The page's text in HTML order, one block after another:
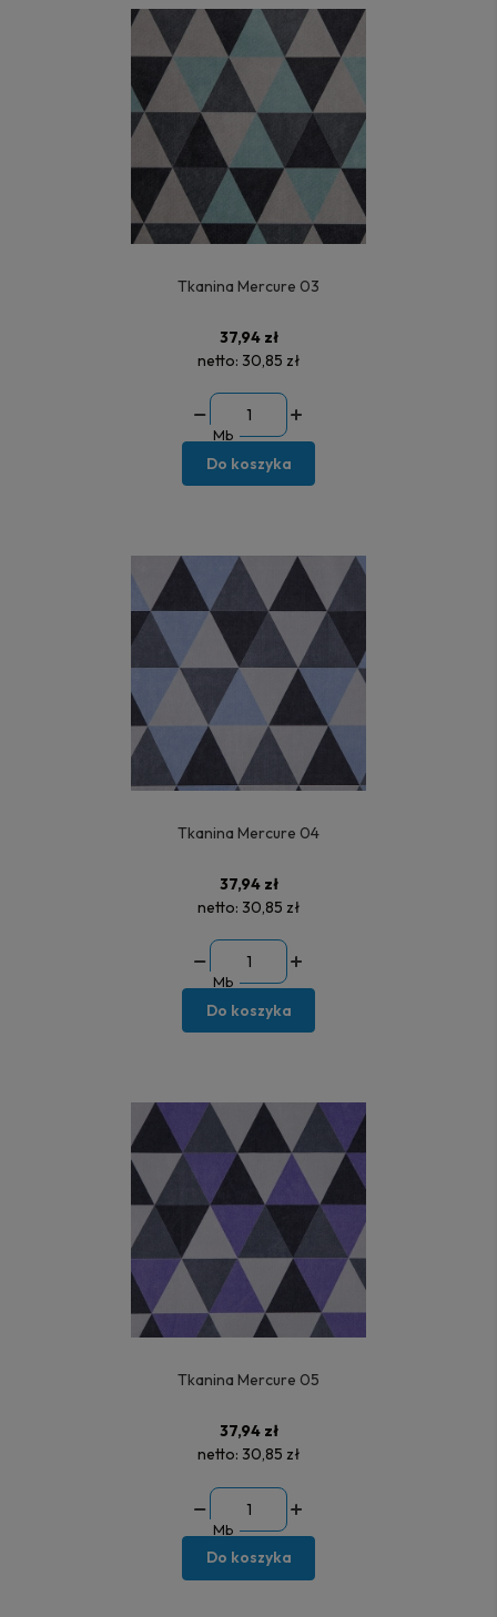
Tkanina Mercure 03
37,94 zł
netto: 30,85 zł
Mb
Do koszyka
Tkanina Mercure 04
37,94 zł
netto: 30,85 zł
Mb
Do koszyka
Tkanina Mercure 05
37,94 zł
netto: 30,85 zł
Mb
Do koszyka